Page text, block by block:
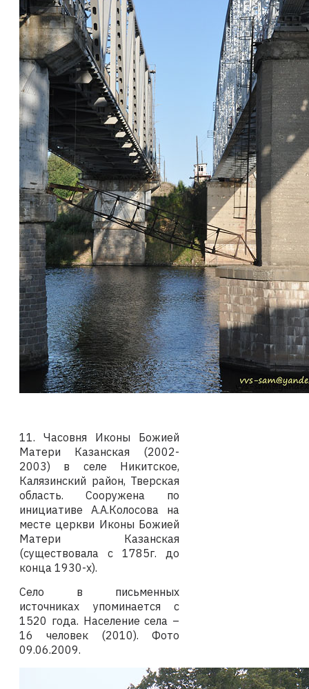
11. Часовня Иконы Божией
Матери Казанская (2002-
2003) в селе Никитское,
Калязинский район, Тверская
область. Сооружена по
инициативе А.А.Колосова на
месте церкви Иконы Божией
Матери Казанская
(существовала с 1785г. до
конца 1930-х).
Село в письменных
источниках упоминается с
1520 года. Население села –
16 человек (2010). Фото
09.06.2009.